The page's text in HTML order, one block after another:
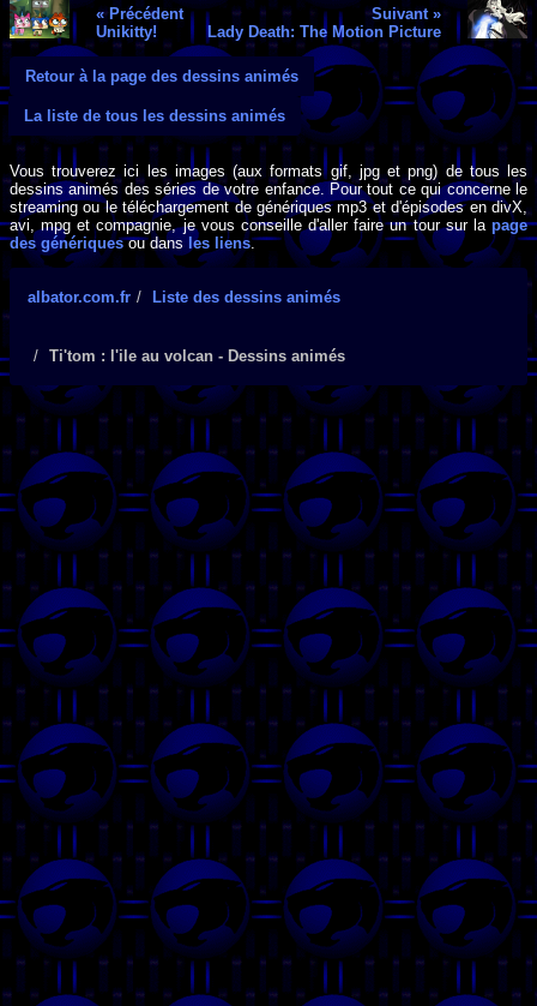
« Précédent
Unikitty!
Suivant »
Lady Death: The Motion Picture
Retour à la page des dessins animés
La liste de tous les dessins animés
Vous trouverez ici les images (aux formats gif, jpg et png) de tous les
dessins animés des séries de votre enfance. Pour tout ce qui concerne le
streaming ou le téléchargement de génériques mp3 et d'épisodes en divX,
avi, mpg et compagnie, je vous conseille d'aller faire un tour sur la page
des génériquesou dans les liens.
albator.com.fr Liste des dessins animés
Ti'tom : l'ile au volcan - Dessins animés